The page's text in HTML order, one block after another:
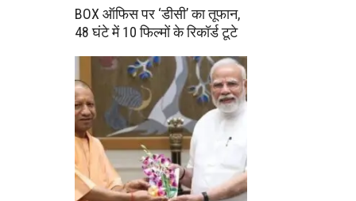
BOX ऑफिस पर ‘डीसी’ का तूफान,
48 घंटे में 10 फिल्मों के रिकॉर्ड टूटे